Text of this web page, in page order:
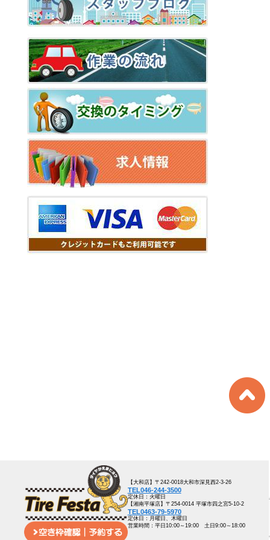
【大和店】〒242-0018大和市深見西2-3-26
TEL046-244-3500
定休日：火曜日
【湘南平塚店】〒254-0014 平塚市四之宮5-10-2
TEL0463-79-5970
定休日：月曜日、木曜日
営業時間：平日10:00～19:00 土日9:00～18:00